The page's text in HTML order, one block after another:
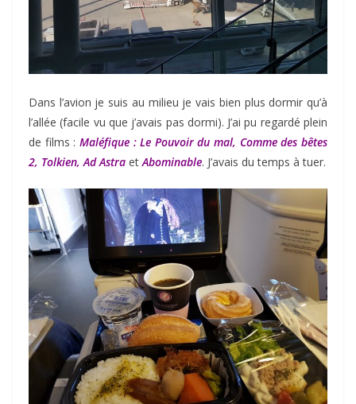
Dans l’avion je suis au milieu je vais bien plus dormir qu’à
l’allée (facile vu que j’avais pas dormi). J’ai pu regardé plein
de films : Maléfique : Le Pouvoir du mal, Comme des bêtes
2, Tolkien, Ad Astra et Abominable. J’avais du temps à tuer.